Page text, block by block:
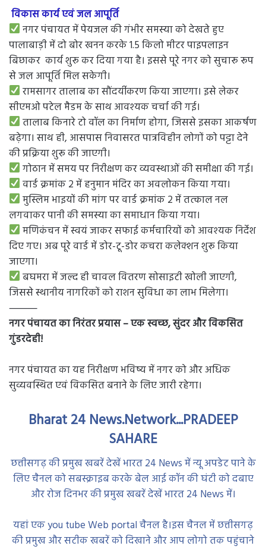
विकास कार्य एवं जल आपूर्ति
नगर पंचायत में पेयजल की गंभीर समस्या को देखते हुए
पालाबाड़ी में दो बोर खनन करके 1.5 किलो मीटर पाइपलाइन
बिछाकर कार्य शुरू कर दिया गया है। इससे पूरे नगर को सुचारू रूप
से जल आपूर्ति मिल सकेगी।
रामसागर तालाब का सौंदर्यीकरण किया जाएगा। इसे लेकर
सीएमओ पटेल मैडम के साथ आवश्यक चर्चा की गई।
तालाब किनारे टो वॉल का निर्माण होगा, जिससे इसका आकर्षण
बढ़ेगा। साथ ही, आसपास निवासरत पात्रविहीन लोगों को पट्टा देने
की प्रक्रिया शुरू की जाएगी।
गोठान में समय पर निरीक्षण कर व्यवस्थाओं की समीक्षा की गई।
वार्ड क्रमांक 2 में हनुमान मंदिर का अवलोकन किया गया।
मुस्लिम भाइयों की मांग पर वार्ड क्रमांक 2 में तत्काल नल
लगवाकर पानी की समस्या का समाधान किया गया।
मणिकंचन में स्वयं जाकर सफाई कर्मचारियों को आवश्यक निर्देश
दिए गए। अब पूरे वार्ड में डोर-टू-डोर कचरा कलेक्शन शुरू किया
जाएगा।
बघमरा में जल्द ही चावल वितरण सोसाइटी खोली जाएगी,
जिससे स्थानीय नागरिकों को राशन सुविधा का लाभ मिलेगा।
⸻
नगर पंचायत का निरंतर प्रयास – एक स्वच्छ, सुंदर और विकसित
गुंडरदेही!
नगर पंचायत का यह निरीक्षण भविष्य में नगर को और अधिक
सुव्यवस्थित एवं विकसित बनाने के लिए जारी रहेगा।
Bharat 24 News.Network...PRADEEP
SAHARE
छत्तीसगढ़ की प्रमुख खबरें देखें भारत 24 News में न्यू अपडेट पाने के
लिए चैनल को सबस्क्राइब करके बेल आई कॉन की घंटी को दबाए
और रोज दिनभर की प्रमुख खबरें देखें भारत 24 News में।
यहां एक you tube Web portal चैनल है।इस चैनल में छत्तीसगढ़
की प्रमुख और सटीक खबरें को दिखाने और आप लोगो तक पहुंचाने